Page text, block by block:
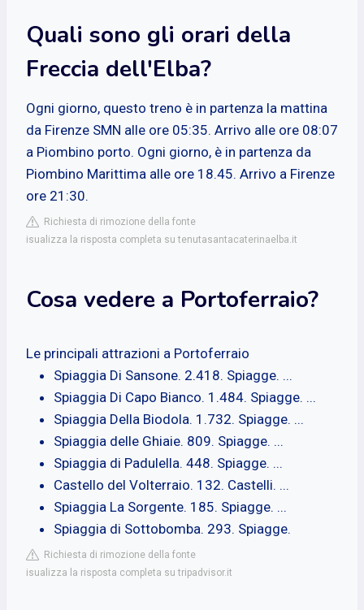
Quali sono gli orari della
Freccia dell'Elba?
Ogni giorno, questo treno è in partenza la mattina
da Firenze SMN alle ore 05:35. Arrivo alle ore 08:07
a Piombino porto. Ogni giorno, è in partenza da
Piombino Marittima alle ore 18.45. Arrivo a Firenze
ore 21:30.
Richiesta di rimozione della fonte
isualizza la risposta completa su tenutasantacaterinaelba.it
Cosa vedere a Portoferraio?
Le principali attrazioni a Portoferraio
Spiaggia Di Sansone. 2.418. Spiagge. ...
Spiaggia Di Capo Bianco. 1.484. Spiagge. ...
Spiaggia Della Biodola. 1.732. Spiagge. ...
Spiaggia delle Ghiaie. 809. Spiagge. ...
Spiaggia di Padulella. 448. Spiagge. ...
Castello del Volterraio. 132. Castelli. ...
Spiaggia La Sorgente. 185. Spiagge. ...
Spiaggia di Sottobomba. 293. Spiagge.
Richiesta di rimozione della fonte
isualizza la risposta completa su tripadvisor.it